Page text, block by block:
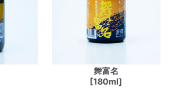
舞富名
[180ml]